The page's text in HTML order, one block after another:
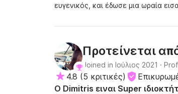
ευγενικός, και έδωσε μια ωραία
Προτείνεται
Joined in Ιούλιος 2021 ·
4.8 (5 κριτικές)
Ο Dimitris ειναι Super